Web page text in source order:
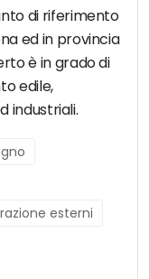
di riferimento
ed in provincia
è in grado di
edile,
industriali.
esterni